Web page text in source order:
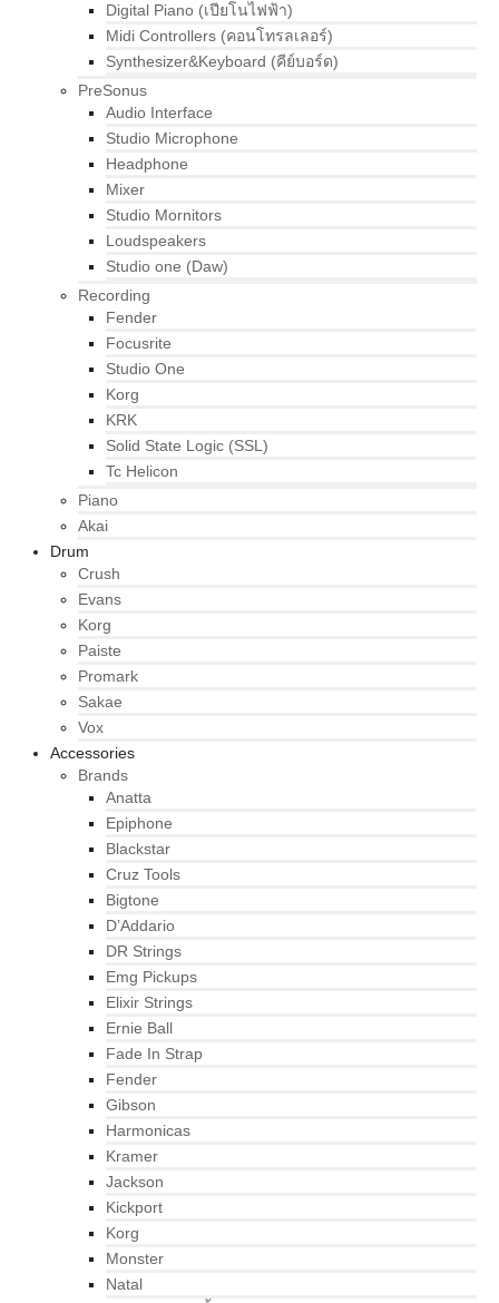
Digital Piano (เปียโนไฟฟ้า)
Midi Controllers (คอนโทรลเลอร์)
Synthesizer&Keyboard (คีย์บอร์ด)
PreSonus
Audio Interface
Studio Microphone
Headphone
Mixer
Studio Mornitors
Loudspeakers
Studio one (Daw)
Recording
Fender
Focusrite
Studio One
Korg
KRK
Solid State Logic (SSL)
Tc Helicon
Piano
Akai
Drum
Crush
Evans
Korg
Paiste
Promark
Sakae
Vox
Accessories
Brands
Anatta
Epiphone
Blackstar
Cruz Tools
Bigtone
D’Addario
DR Strings
Emg Pickups
Elixir Strings
Ernie Ball
Fade In Strap
Fender
Gibson
Harmonicas
Kramer
Jackson
Kickport
Korg
Monster
Natal